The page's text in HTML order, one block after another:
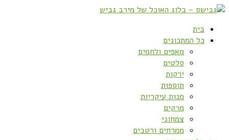
בית
כל המתכונים
מאפים ולחמים
סלטים
ירקות
תוספות
מנות עיקריות
מרקים
צמחוני
ממרחים ורטבים